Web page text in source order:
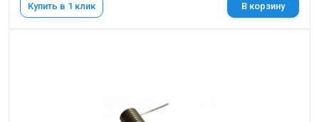
Купить в 1 клик В корзину